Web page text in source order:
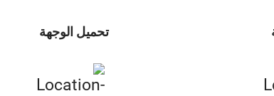
تحميل الوجهة